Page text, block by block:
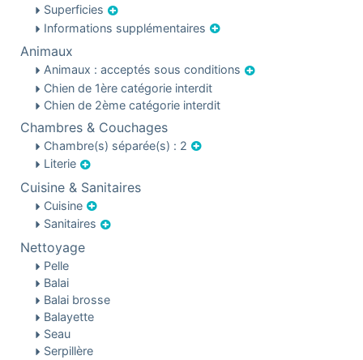
Superficies
Informations supplémentaires
Animaux
Animaux : acceptés sous conditions
Chien de 1ère catégorie interdit
Chien de 2ème catégorie interdit
Chambres & Couchages
Chambre(s) séparée(s) : 2
Literie
Cuisine & Sanitaires
Cuisine
Sanitaires
Nettoyage
Pelle
Balai
Balai brosse
Balayette
Seau
Serpillère